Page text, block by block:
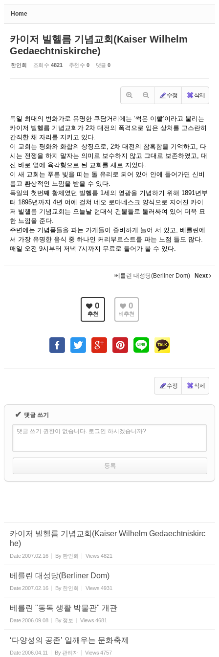
Home
카이저 빌헬름 기념교회(Kaiser Wilhelm
Gedaechtniskirche)
한인회 조회 수 4821 추천 수 0 댓글 0
수정 삭제
독일 최대의 번화가로 유명한 쿠담거리에는 ‘썩은 이빨’이라고 불리는
카이저 빌헬름 기념교회가 2차 대전의 폭격으로 입은 상처를 고스란히
간직한 채 자리를 지키고 있다.
이 교회는 평화와 화합의 상징으로, 2차 대전의 참혹함을 기억하고, 다
시는 전쟁을 하지 말자는 의미로 보수하지 않고 그대로 보존하였고, 대
신 바로 옆에 육각형으로 된 교회를 새로 지었다.
이 새 교회는 푸른 빛을 띠는 돌 유리로 되어 있어 안에 들어가면 신비
롭고 환상적인 느낌을 받을 수 있다.
독일의 첫번째 황제였던 빌헬름 1세의 영광을 기념하기 위해 1891년부
터 1895년까지 4년 여에 걸쳐 네오 로마네스크 양식으로 지어진 카이
저 빌헬름 기념교회는 오늘날 현대식 건물들로 둘러싸여 있어 더욱 묘
한 느낌을 준다.
주변에는 기념품들을 파는 가게들이 즐비하게 늘어 서 있고, 베를린에
서 가장 유명한 음식 중 하나인 커리부르스트를 파는 노점 들도 많다.
매일 오전 9시부터 저녁 7시까지 무료로 들어가 볼 수 있다.
베를린 대성당(Berliner Dom) Next
0
추천
0
비추천
수정 삭제
✔ 댓글 쓰기
댓글 쓰기 권한이 없습니다. 로그인 하시겠습니까?
카이저 빌헬름 기념교회(Kaiser Wilhelm Gedaechtniskirc
he)
Date2007.02.16 By 한인회 Views 4821
베를린 대성당(Berliner Dom)
Date2007.02.16 By 한인회 Views 4931
베를린 "동독 생활 박물관" 개관
Date2006.09.08 By 정보 Views 4681
‘다양성의 공존’ 일깨우는 문화축제
Date2006.04.11 By 관리자 Views 4757
Sketchbook5, 스케치북5
Sketchbook5, 스케치북5